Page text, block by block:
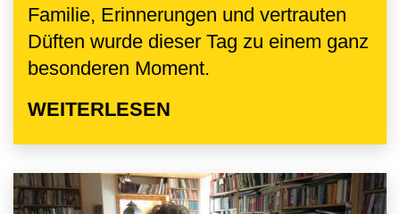
Familie, Erinnerungen und vertrauten
Düften wurde dieser Tag zu einem ganz
besonderen Moment.
WEITERLESEN